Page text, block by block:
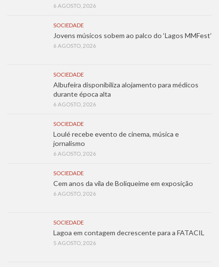
6 AGOSTO, 2026
SOCIEDADE
Jovens músicos sobem ao palco do ‘Lagos MMFest’
6 AGOSTO, 2026
SOCIEDADE
Albufeira disponibiliza alojamento para médicos
durante época alta
6 AGOSTO, 2026
SOCIEDADE
Loulé recebe evento de cinema, música e
jornalismo
6 AGOSTO, 2026
SOCIEDADE
Cem anos da vila de Boliqueime em exposição
6 AGOSTO, 2026
SOCIEDADE
Lagoa em contagem decrescente para a FATACIL
5 AGOSTO, 2026